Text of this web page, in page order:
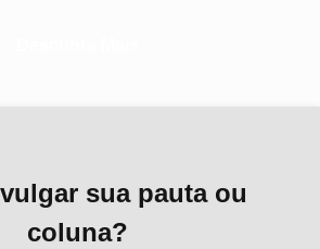
sua pauta ou
coluna?